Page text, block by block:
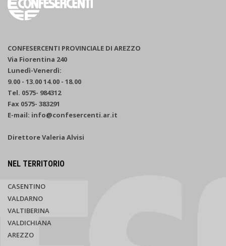
CONFESERCENTI PROVINCIALE DI AREZZO
Via Fiorentina 240
Lunedì-Venerdì:
9.00 - 13.00 14.00 - 18.00
Tel. 0575- 984312
Fax 0575- 383291
E-mail: info@confesercenti.ar.it
Direttore Valeria Alvisi
NEL TERRITORIO
CASENTINO
VALDARNO
VALTIBERINA
VALDICHIANA
AREZZO